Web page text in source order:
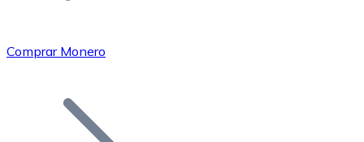
Bitcoin
Comprar Monero